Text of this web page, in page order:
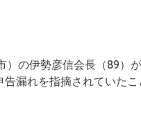
の伊勢彦信会長（89）
漏れを指摘されていた